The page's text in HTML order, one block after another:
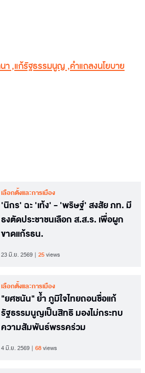
า,แก้รัฐธรรมนูญ ,คำแถลงนโยบาย
เลือกตั้งและการเมือง
'นิกร' ฉะ 'เท้ง' - 'พริษฐ์' สงสัย ภท. มี
ธงตัดประชาชนเลือก ส.ส.ร. เพื่อผูก
ขาดแก้รธน.
23 มิ.ย. 2569 25views
เลือกตั้งและการเมือง
"ยศชนัน" ย้ำ ภูมิใจไทยถอนชื่อแก้
รัฐธรรมนูญเป็นสิทธิ มองไม่กระทบ
ความสัมพันธ์พรรคร่วม
4 มิ.ย. 2569 68views